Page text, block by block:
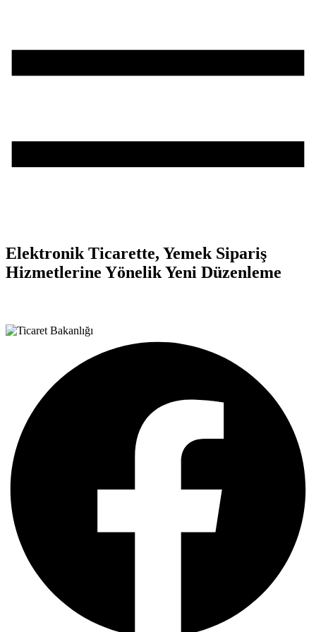
Elektronik Ticarette, Yemek Sipariş
Hizmetlerine Yönelik Yeni Düzenleme